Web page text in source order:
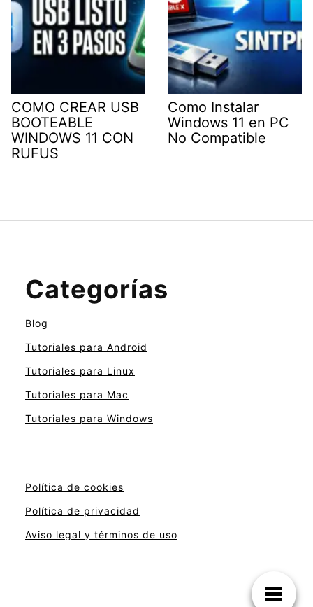
COMO CREAR USB
BOOTEABLE
WINDOWS 11 CON
RUFUS
Como Instalar
Windows 11 en PC
No Compatible
Categorías
Blog
Tutoriales para Android
Tutoriales para Linux
Tutoriales para Mac
Tutoriales para Windows
Política de cookies
Política de privacidad
Aviso legal y términos de uso